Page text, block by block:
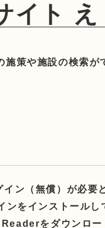
イト え
策や施設の検索が
（無償）が必要
ンをインストールし
をダウンロー